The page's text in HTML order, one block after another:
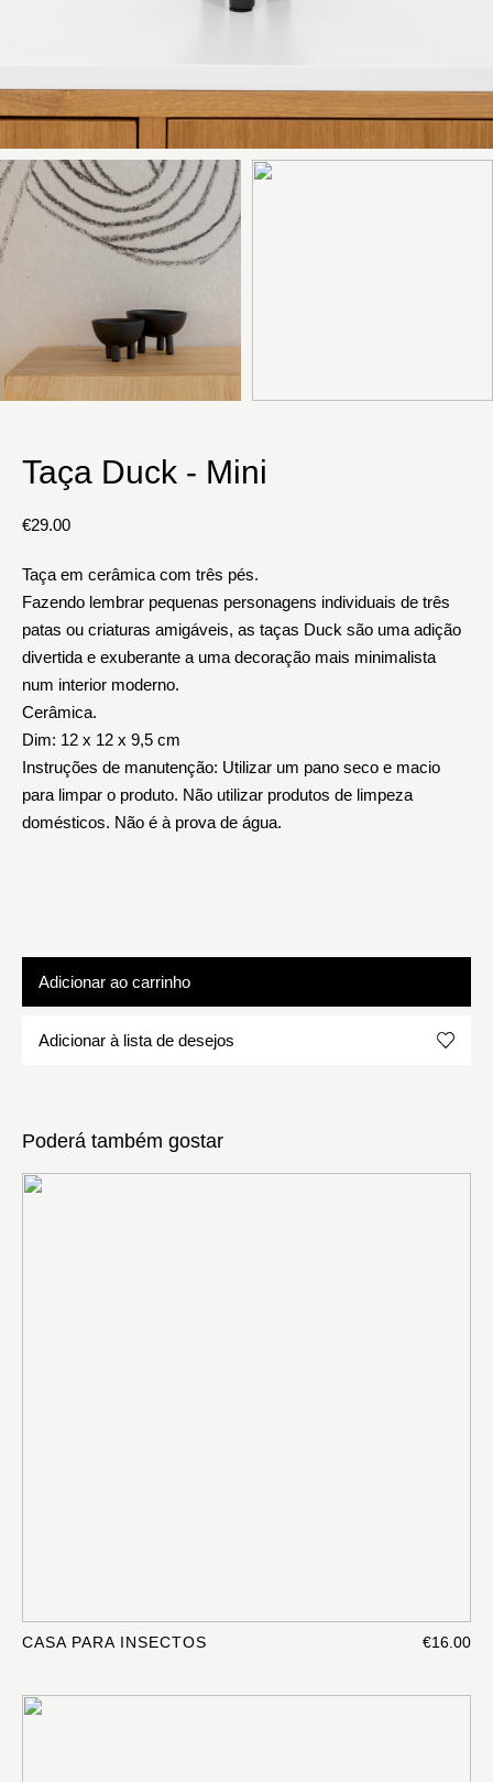
Taça Duck - Mini
€29.00
Taça em cerâmica com três pés.
Fazendo lembrar pequenas personagens individuais de três
patas ou criaturas amigáveis, as taças Duck são uma adição
divertida e exuberante a uma decoração mais minimalista
num interior moderno.
Cerâmica.
Dim: 12 x 12 x 9,5 cm
Instruções de manutenção: Utilizar um pano seco e macio
para limpar o produto. Não utilizar produtos de limpeza
domésticos. Não é à prova de água.
Adicionar ao carrinho
Adicionar à lista de desejos
Poderá também gostar
CASA PARA INSECTOS €16.00